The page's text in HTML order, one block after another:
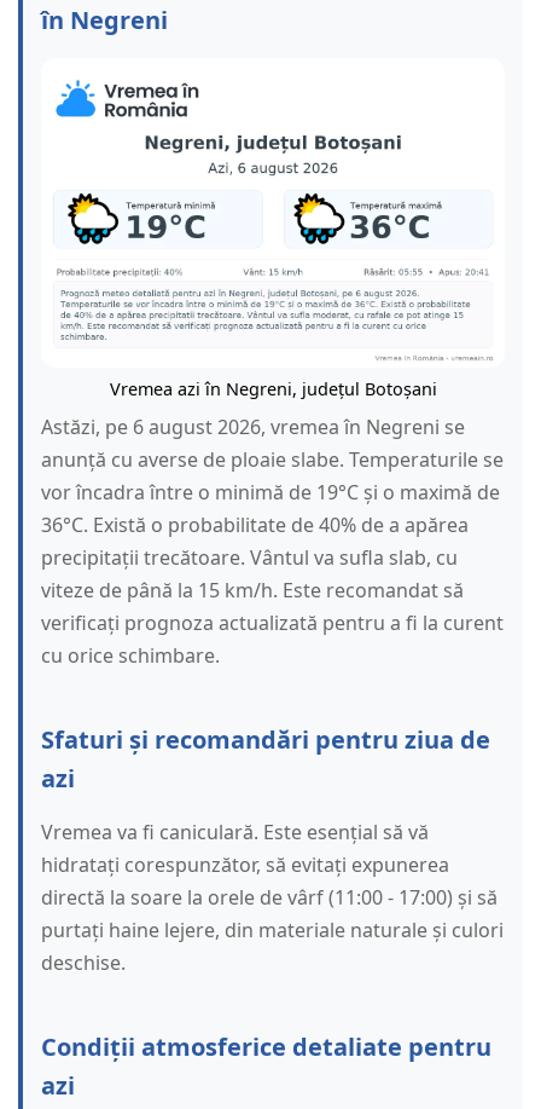
în Negreni
Vremea azi în Negreni, județul Botoșani
Astăzi, pe 6 august 2026, vremea în Negreni se
anunță cu averse de ploaie slabe. Temperaturile se
vor încadra între o minimă de 19°C și o maximă de
36°C. Există o probabilitate de 40% de a apărea
precipitații trecătoare. Vântul va sufla slab, cu
viteze de până la 15 km/h. Este recomandat să
verificați prognoza actualizată pentru a fi la curent
cu orice schimbare.
Sfaturi și recomandări pentru ziua de
azi
Vremea va fi caniculară. Este esențial să vă
hidratați corespunzător, să evitați expunerea
directă la soare la orele de vârf (11:00 - 17:00) și să
purtați haine lejere, din materiale naturale și culori
deschise.
Condiții atmosferice detaliate pentru
azi